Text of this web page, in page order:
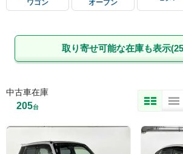
ワゴン
オープン
取り寄せ可能な在庫も表示(
中古車在庫
205台